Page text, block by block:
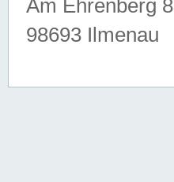
Am Ehrenberg 8
98693 Ilmenau